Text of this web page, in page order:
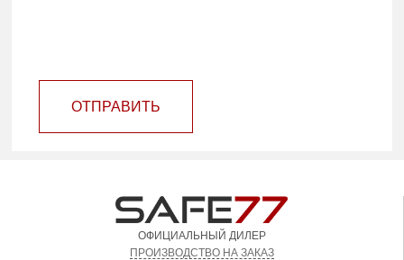
ОТПРАВИТЬ
ОФИЦИАЛЬНЫЙ ДИЛЕР
ПРОИЗВОДСТВО НА ЗАКАЗ